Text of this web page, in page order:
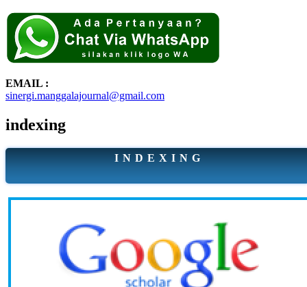
EMAIL :
sinergi.manggalajournal@gmail.com
indexing
I N D E X I N G